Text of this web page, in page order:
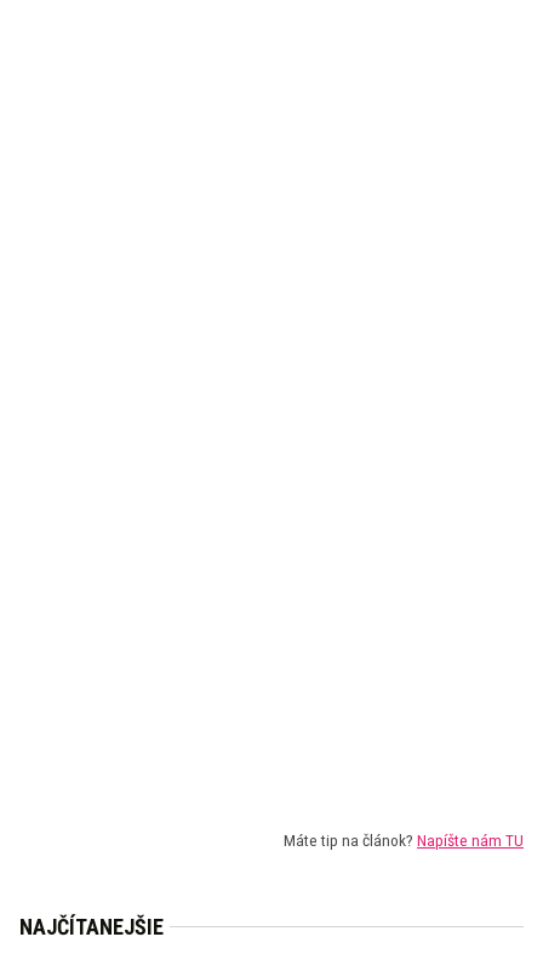
Máte tip na článok? Napíšte nám TU
NAJČÍTANEJŠIE